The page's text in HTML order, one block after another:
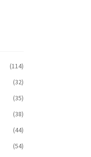
(114)
(32)
(35)
(38)
(44)
(54)